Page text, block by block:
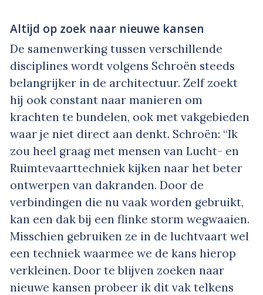
Altijd op zoek naar nieuwe kansen
De samenwerking tussen verschillende
disciplines wordt volgens Schroën steeds
belangrijker in de architectuur. Zelf zoekt
hij ook constant naar manieren om
krachten te bundelen, ook met vakgebieden
waar je niet direct aan denkt. Schroën: “Ik
zou heel graag met mensen van Lucht- en
Ruimtevaarttechniek kijken naar het beter
ontwerpen van dakranden. Door de
verbindingen die nu vaak worden gebruikt,
kan een dak bij een flinke storm wegwaaien.
Misschien gebruiken ze in de luchtvaart wel
een techniek waarmee we de kans hierop
verkleinen. Door te blijven zoeken naar
nieuwe kansen probeer ik dit vak telkens